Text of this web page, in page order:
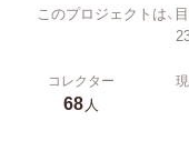
このプロジェクトは、
コレクター
68人